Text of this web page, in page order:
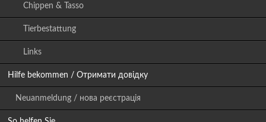
Chippen & Tasso
Tierbestattung
Links
Hilfe bekommen / Отримати довідку
Neuanmeldung / нова реєстрація